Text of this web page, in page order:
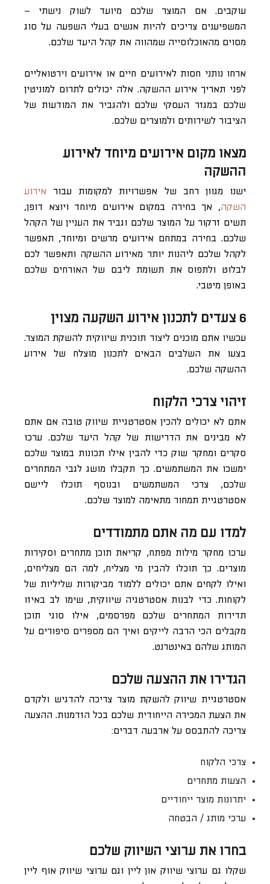
עוקבים. אם המוצר שלכם מיועד לשוק נישתי –
המשפיענים צריכים להיות אנשים בעלי השפעה על סוג
מסוים מהאוכלוסייה שמהווה את קהל היעד שלכם.
ארחו נותני חסות לאירועים חיים או אירועים וירטואליים
לפני תאריך אירוע ההשקה. אלה יכולים לתרום למוניטין
שלכם במגזר העסקי שלכם ולהגביר את המודעות של
הציבור לשירותים ולמוצרים שלכם.
מצאו מקום אירועים מיוחד לאירוע
ההשקה
ישנו מגוון רחב של אפשרויות למקומות עבור אירוע
השקה, אך בחירה במקום אירועים מיוחד ויוצא דופן,
תשים זרקור על המוצר שלכם וגביר את העניין של הקהל
שלכם. בחירה במתחם אירועים מרשים ומיוחד, תאפשר
לקהל שלכם ליהנות יותר מאירוע ההשקה ותאפשר לכם
לבלוט ולתפוס את תשומת ליבם של האורחים שלכם
באופן מיטבי.
6 צעדים לתכנון אירוע השקעה מצוין
עכשיו אתם מוכנים ליצור תוכנית שיווקית להשקת המוצר.
בצעו את השלבים הבאים לתכנון מוצלח של אירוע
ההשקה שלכם.
זיהוי צרכי הלקוח
אתם לא יכולים להכין אסטרטגיית שיווק טובה אם אתם
לא מבינים את הדרישות של קהל היעד שלכם. ערכו
סקרים ומחקר שוק כדי להבין אילו תכונות במוצר שלכם
ימשכו את המשתמשים. כך תקבלו מושג לגבי המתחרים
שלכם, צרכי המשתמשים ובנוסף תוכלו ליישם
אסטרטגיית תמחור מתאימה למוצר שלכם.
למדו עם מה אתם מתמודדים
ערכו מחקר מילות מפתח, קריאת תוכן מתחרים וסקירות
מוצרים. כך תוכלו להבין מי מצליח, למה הם מצליחים,
ואילו לקחים אתם יכולים ללמוד מביקורות שליליות של
לקוחות. כדי לבנות אסטרטגיה שיווקית, שימו לב באיזו
תדירות המתחרים שלכם מפרסמים, אילו סוגי תוכן
מקבלים הכי הרבה לייקים ואיך הם מספרים סיפורים על
המותג שלהם באינטרנט.
הגדירו את ההצעה שלכם
אסטרטגיית שיווק להשקת מוצר צריכה להדגיש ולקדם
את הצעת המכירה הייחודית שלכם בכל הזדמנות. ההצעה
צריכה להתבסס על ארבעה דברים:
צרכי הלקוח
הצעות מתחרים
יתרונות מוצר ייחודיים
ערכי מותג / הבטחה
בחרו את ערוצי השיווק שלכם
שקלו גם ערוצי שיווק און ליין וגם ערוצי שיווק אוף ליין